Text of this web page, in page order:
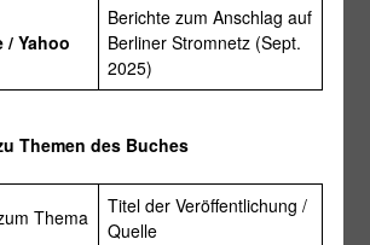
/ Yahoo
Berichte zum Anschlag auf
Berliner Stromnetz (Sept.
2025)
Themen des Buches
Thema
Titel der Veröffentlichung /
Quelle